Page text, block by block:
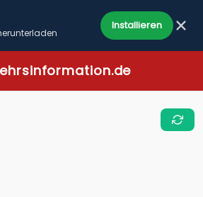
Installieren